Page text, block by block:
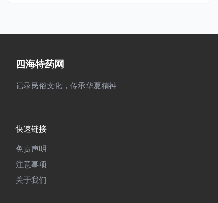
四海特药网
记录民俗文化，传承华夏精神
快速链接
免责声明
注意事项
关于我们